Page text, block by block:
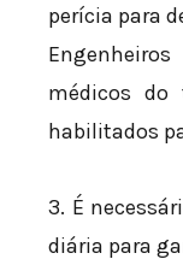
perícia para
médicos do
habilitados
3. É
diária para